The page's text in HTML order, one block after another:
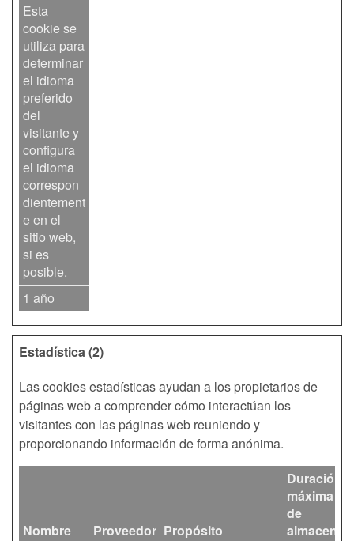
Esta
cookie se
utiliza para
determinar
el idioma
preferido
del
visitante y
configura
el idioma
correspon
dientement
e en el
sitio web,
si es
posible.
1 año
Estadística (2)
Las cookies estadísticas ayudan a los propietarios de
páginas web a comprender cómo interactúan los
visitantes con las páginas web reuniendo y
proporcionando información de forma anónima.
Nombre Proveedor Propósito
Duración
máxima
de